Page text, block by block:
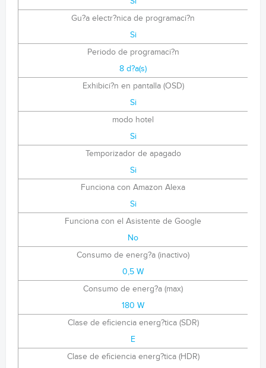
Gu?a electr?nica de programaci?n
Si
Periodo de programaci?n
8 d?a(s)
Exhibici?n en pantalla (OSD)
Si
modo hotel
Si
Temporizador de apagado
Si
Funciona con Amazon Alexa
Si
Funciona con el Asistente de Google
No
Consumo de energ?a (inactivo)
0,5 W
Consumo de energ?a (max)
180 W
Clase de eficiencia energ?tica (SDR)
E
Clase de eficiencia energ?tica (HDR)